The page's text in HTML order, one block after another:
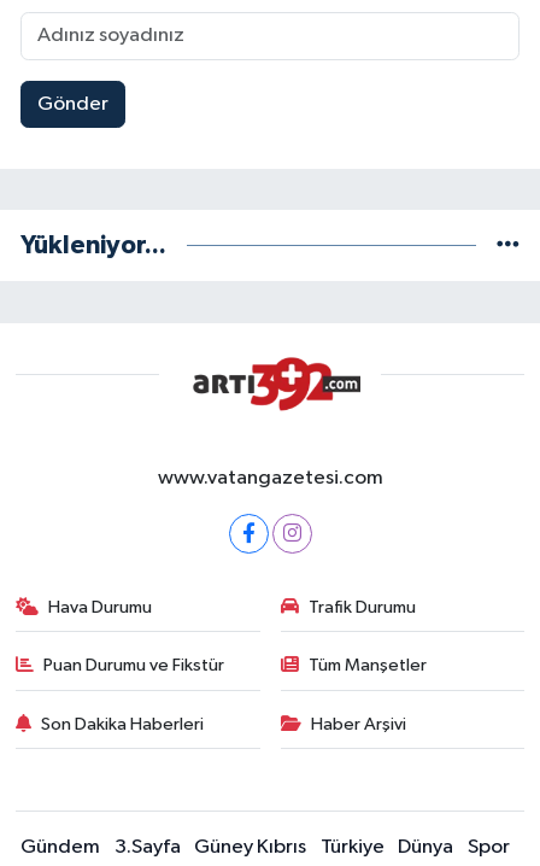
Gönder
Yükleniyor...
www.vatangazetesi.com
Hava Durumu Trafik Durumu
Puan Durumu ve Fikstür Tüm Manşetler
Son Dakika Haberleri Haber Arşivi
Gündem 3.Sayfa Güney Kıbrıs Türkiye Dünya
Spor